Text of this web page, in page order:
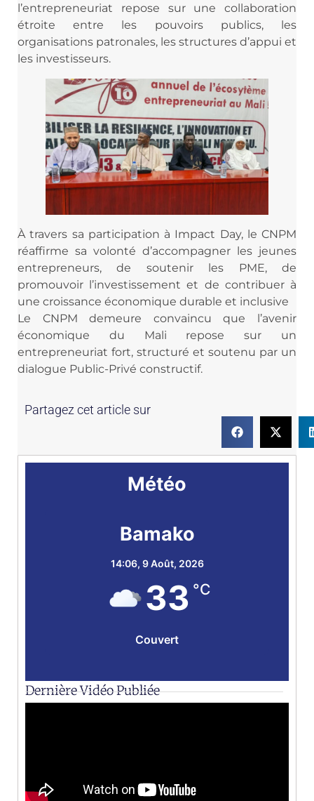
l’entrepreneuriat repose sur une collaboration
étroite entre les pouvoirs publics, les
organisations patronales, les structures d’appui et
les investisseurs.
À travers sa participation à Impact Day, le CNPM
réaffirme sa volonté d’accompagner les jeunes
entrepreneurs, de soutenir les PME, de
promouvoir l’investissement et de contribuer à
une croissance économique durable et inclusive
Le CNPM demeure convaincu que l’avenir
économique du Mali repose sur un
entrepreneuriat fort, structuré et soutenu par un
dialogue Public-Privé constructif.
Partagez cet article sur
Météo
Bamako
14:06, 9 Août, 2026
33 °C
Couvert
Dernière Vidéo Publiée